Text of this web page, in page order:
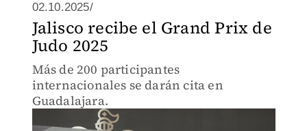
02.10.2025/
Jalisco recibe el Grand Prix de
Judo 2025
Más de 200 participantes
internacionales se darán cita en
Guadalajara.